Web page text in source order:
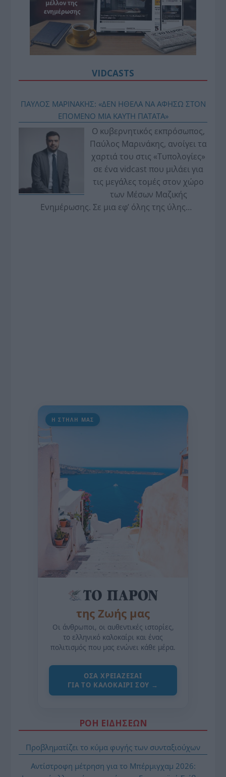
VIDCASTS
ΠΑΥΛΟΣ ΜΑΡΙΝΑΚΗΣ: «ΔΕΝ ΗΘΕΛΑ ΝΑ ΑΦΗΣΩ ΣΤΟΝ
ΕΠΟΜΕΝΟ ΜΙΑ ΚΑΥΤΗ ΠΑΤΑΤΑ»
Ο κυβερνητικός εκπρόσωπος,
Παύλος Μαρινάκης, ανοίγει τα
χαρτιά του στις «Τυπολογίες»
σε ένα vidcast που μιλάει για
τις μεγάλες τομές στον χώρο
των Μέσων Μαζικής
Ενημέρωσης. Σε μια εφ’ όλης της ύλης
Η ΣΤΗΛΗ ΜΑΣ
της Ζωής μας
Οι άνθρωποι, οι αυθεντικές ιστορίες,
το ελληνικό καλοκαίρι και ένας
πολιτισμός που μας ενώνει κάθε μέρα.
ΌΣΑ ΧΡΕΙΆΖΕΣΑΙ
ΓΙΑ ΤΟ ΚΑΛΟΚΑΊΡΙ ΣΟΥ →
ΡΟΗ ΕΙΔΗΣΕΩΝ
Προβληματίζει το κύμα φυγής των συνταξιούχων
Αντίστροφη μέτρηση για το Μπέρμιγχαμ 2026: